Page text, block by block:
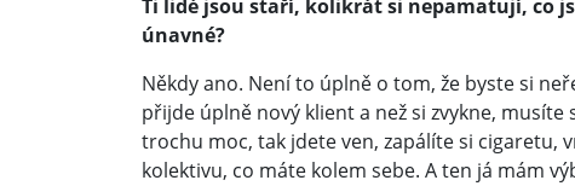
Ti lidé jsou staří, kolikrát si nepamatují, co
únavné?
Někdy ano. Není to úplně o tom, že byste si
přijde úplně nový klient a než si zvykne,
trochu moc, tak jdete ven, zapálíte si cigaretu,
kolektivu, co máte kolem sebe. A ten já mám